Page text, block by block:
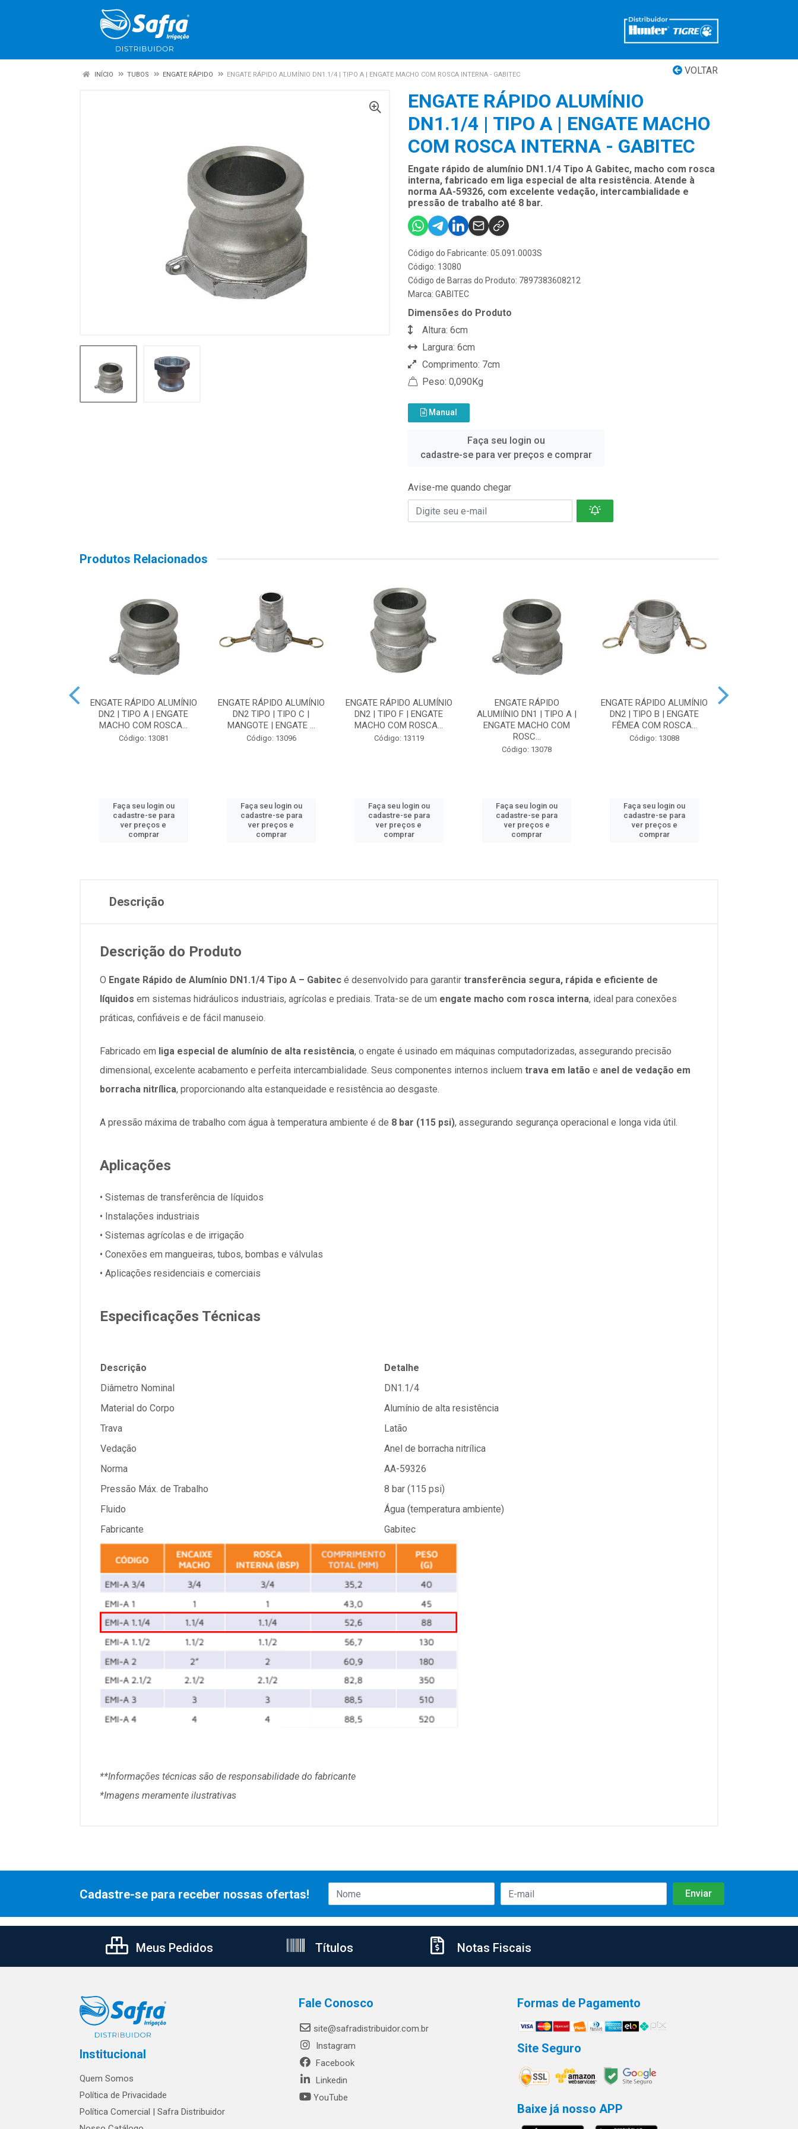
VOLTAR
INÍCIO TUBOS ENGATE RÁPIDO ENGATE RÁPIDO ALUMÍNIO DN1.1/4 | TIPO A | ENGATE MACHO COM ROSCA INTERNA - GABITEC
ENGATE RÁPIDO ALUMÍNIO
DN1.1/4 | TIPO A | ENGATE MACHO
COM ROSCA INTERNA - GABITEC
Engate rápido de alumínio DN1.1/4 Tipo A Gabitec, macho com rosca
interna, fabricado em liga especial de alta resistência. Atende à
norma AA-59326, com excelente vedação, intercambialidade e
pressão de trabalho até 8 bar.
Código do Fabricante: 05.091.0003S
Código: 13080
Código de Barras do Produto: 7897383608212
Marca: GABITEC
Dimensões do Produto
Altura: 6cm
Largura: 6cm
Comprimento: 7cm
Peso: 0,090Kg
Manual
Faça seu login ou
cadastre-se para ver preços e comprar
Avise-me quando chegar
Produtos Relacionados
ENGATE RÁPIDO ALUMÍNIO
DN2 | TIPO A | ENGATE
MACHO COM ROSCA...
Código: 13081
Faça seu login ou
cadastre-se para
ver preços e
comprar
ENGATE RÁPIDO ALUMÍNIO
DN2 TIPO | TIPO C |
MANGOTE | ENGATE ...
Código: 13096
Faça seu login ou
cadastre-se para
ver preços e
comprar
ENGATE RÁPIDO ALUMÍNIO
DN2 | TIPO F | ENGATE
MACHO COM ROSCA...
Código: 13119
Faça seu login ou
cadastre-se para
ver preços e
comprar
ENGATE RÁPIDO
ALUMIÍNIO DN1 | TIPO A |
ENGATE MACHO COM
ROSC...
Código: 13078
Faça seu login ou
cadastre-se para
ver preços e
comprar
ENGATE RÁPIDO ALUMÍNIO
DN2 | TIPO B | ENGATE
FÊMEA COM ROSCA...
Código: 13088
Faça seu login ou
cadastre-se para
ver preços e
comprar
Descrição
Descrição do Produto
O Engate Rápido de Alumínio DN1.1/4 Tipo A – Gabitec é desenvolvido para garantir transferência segura, rápida e eficiente de
líquidos em sistemas hidráulicos industriais, agrícolas e prediais. Trata-se de um engate macho com rosca interna, ideal para conexões
práticas, confiáveis e de fácil manuseio.
Fabricado em liga especial de alumínio de alta resistência, o engate é usinado em máquinas computadorizadas, assegurando precisão
dimensional, excelente acabamento e perfeita intercambialidade. Seus componentes internos incluem trava em latão e anel de vedação em
borracha nitrílica, proporcionando alta estanqueidade e resistência ao desgaste.
A pressão máxima de trabalho com água à temperatura ambiente é de 8 bar (115 psi), assegurando segurança operacional e longa vida útil.
Aplicações
• Sistemas de transferência de líquidos
• Instalações industriais
• Sistemas agrícolas e de irrigação
• Conexões em mangueiras, tubos, bombas e válvulas
• Aplicações residenciais e comerciais
Especificações Técnicas
Descrição
Detalhe
Diâmetro Nominal
DN1.1/4
Material do Corpo
Alumínio de alta resistência
Trava
Latão
Vedação
Anel de borracha nitrílica
Norma
AA-59326
Pressão Máx. de Trabalho
8 bar (115 psi)
Fluido
Água (temperatura ambiente)
Fabricante
Gabitec
*Imagens meramente ilustrativas
**Informações técnicas são de responsabilidade do fabricante
Cadastre-se para receber nossas ofertas!
Meus Pedidos Títulos Notas Fiscais
Institucional
Quem Somos
Política de Privacidade
Política Comercial | Safra Distribuidor
Fale Conosco
site@safradistribuidor.com.br
Instagram
Facebook
Linkedin
YouTube
Formas de Pagamento
Site Seguro
Baixe já nosso APP